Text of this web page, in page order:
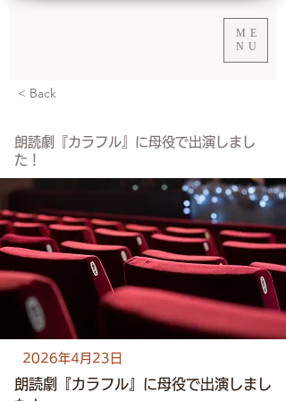
ME
NU
< Back
朗読劇『カラフル』に母役で出演しまし
た！
2026年4月23日
朗読劇『カラフル』に母役で出演しまし